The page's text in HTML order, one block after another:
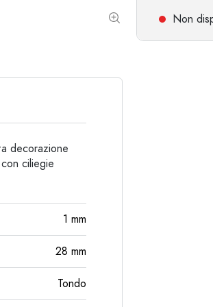
collo largo
Bottiglie cilindriche
Damigiane
alluminio
Non
decorazione
ciliegie
1 mm
28 mm
Tondo